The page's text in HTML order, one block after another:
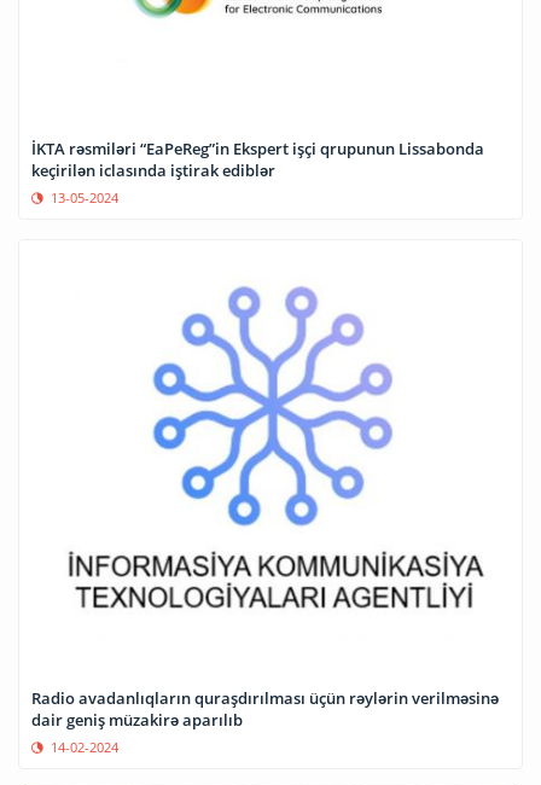
İKTA rəsmiləri “EaPeReg”in Ekspert işçi qrupunun Lissabonda
keçirilən iclasında iştirak ediblər
13-05-2024
Radio avadanlıqların quraşdırılması üçün rəylərin verilməsinə
dair geniş müzakirə aparılıb
14-02-2024